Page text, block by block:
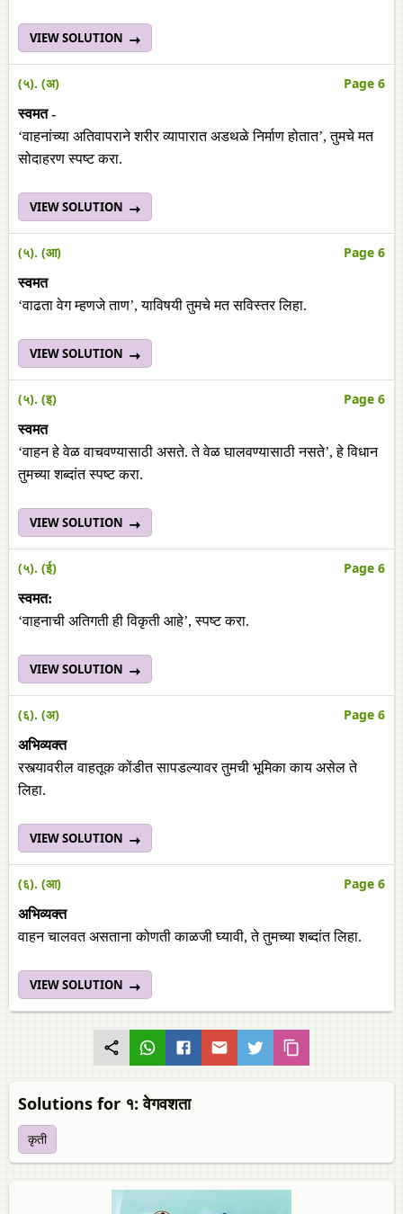
VIEW SOLUTION
(५). (अ) Page 6
स्वमत -
‘वाहनांच्या अतिवापराने शरीर व्यापारात अडथळे निर्माण होतात’, तुमचे मत
सोदाहरण स्पष्ट करा.
VIEW SOLUTION
(५). (आ) Page 6
स्वमत
‘वाढता वेग म्हणजे ताण’, याविषयी तुमचे मत सविस्तर लिहा.
VIEW SOLUTION
(५). (इ) Page 6
स्वमत
‘वाहन हे वेळ वाचवण्यासाठी असते. ते वेळ घालवण्यासाठी नसते’, हे विधान
तुमच्या शब्दांत स्पष्ट करा.
VIEW SOLUTION
(५). (ई) Page 6
स्वमत:
‘वाहनाची अतिगती ही विकृती आहे’, स्पष्ट करा.
VIEW SOLUTION
(६). (अ) Page 6
अभिव्यक्त
रस्त्यावरील वाहतूक कोंडीत सापडल्यावर तुमची भूमिका काय असेल ते
लिहा.
VIEW SOLUTION
(६). (आ) Page 6
अभिव्यक्त
वाहन चालवत असताना कोणती काळजी घ्यावी, ते तुमच्या शब्दांत लिहा.
VIEW SOLUTION
Solutions for १: वेगवशता
कृती